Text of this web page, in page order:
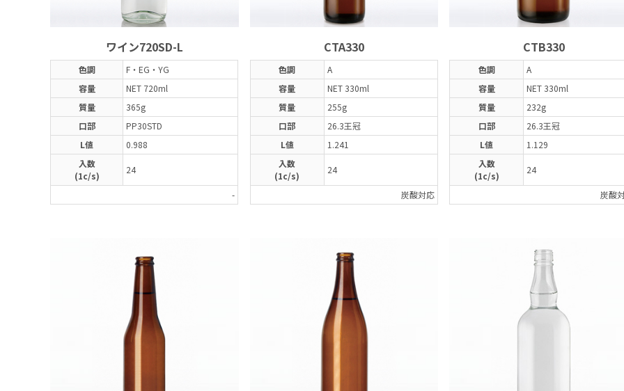
ワイン720SD-L
色調
F・EG・YG
容量
NET 720ml
質量
365g
口部
PP30STD
L値
0.988
入数
(1c/s)
24
-
CTA330
色調
A
容量
NET 330ml
質量
255g
口部
26.3王冠
L値
1.241
入数
(1c/s)
24
炭酸対応
CTB330
色調
A
容量
NET 330ml
質量
232g
口部
26.3王冠
L値
1.129
入数
(1c/s)
24
炭酸